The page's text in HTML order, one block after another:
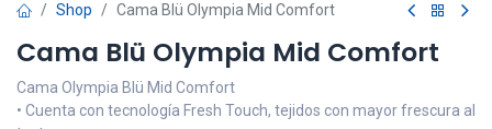
Shop Cama Blü Olympia Mid Comfort
Cama Blü Olympia Mid Comfort
Cama Olympia Blü Mid Comfort
• Cuenta con tecnología Fresh Touch, tejidos con mayor frescura al